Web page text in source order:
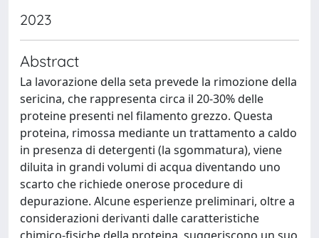
2023
Abstract
La lavorazione della seta prevede la rimozione della
sericina, che rappresenta circa il 20-30% delle
proteine presenti nel filamento grezzo. Questa
proteina, rimossa mediante un trattamento a caldo
in presenza di detergenti (la sgommatura), viene
diluita in grandi volumi di acqua diventando uno
scarto che richiede onerose procedure di
depurazione. Alcune esperienze preliminari, oltre a
considerazioni derivanti dalle caratteristiche